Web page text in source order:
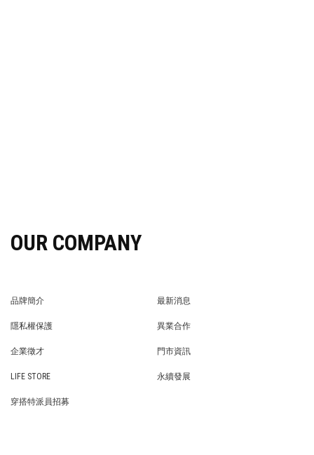
OUR COMPANY
品牌簡介
最新消息
隱私權保護
異業合作
企業徵才
門市資訊
LIFE STORE
永續發展
穿搭特派員招募